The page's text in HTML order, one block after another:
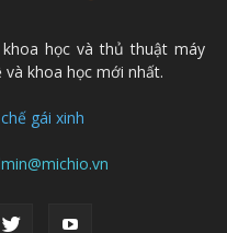
học và thủ thuật máy
khoa học mới nhất.
gái xinh